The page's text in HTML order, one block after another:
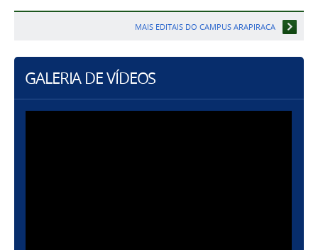
MAIS EDITAIS DO CAMPUS ARAPIRACA
GALERIA DE VÍDEOS